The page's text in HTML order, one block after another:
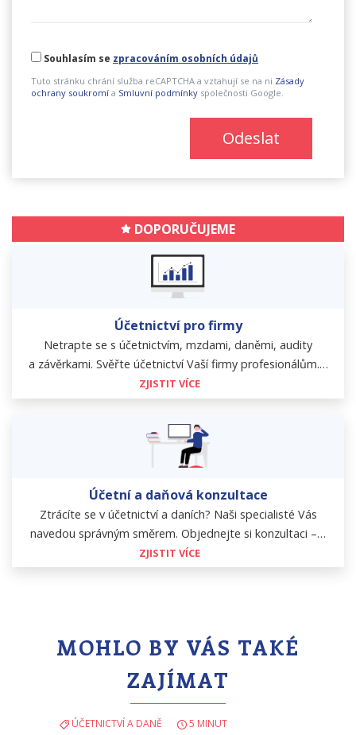
Souhlasím se zpracováním osobních údajů
Tuto stránku chrání služba reCAPTCHA a vztahují se na ni Zásady
ochrany soukromí a Smluvní podmínky společnosti Google.
Odeslat
DOPORUČUJEME
Účetnictví pro firmy
Netrapte se s účetnictvím, mzdami, daněmi, audity
a závěrkami. Svěřte účetnictví Vaší firmy profesionálům.…
ZJISTIT VÍCE
Účetní a daňová konzultace
Ztrácíte se v účetnictví a daních? Naši specialisté Vás
navedou správným směrem. Objednejte si konzultaci –…
ZJISTIT VÍCE
MOHLO BY VÁS TAKÉ
ZAJÍMAT
ÚČETNICTVÍ A DANĚ 5 MINUT